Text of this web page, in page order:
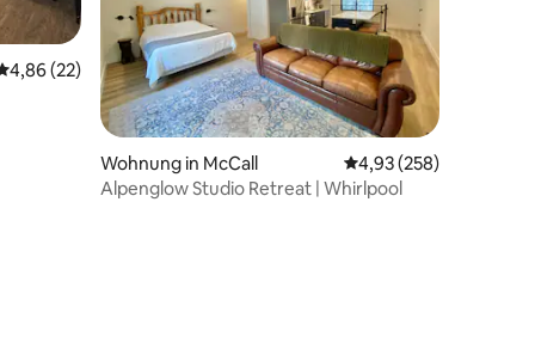
Bewertung: 4,86 von 5, 22 Bewertungen
4,86 (22)
Wohnung in McCall Durchschnittliche
4,93 (258)
Alpenglow Studio Retreat | Whirlpool